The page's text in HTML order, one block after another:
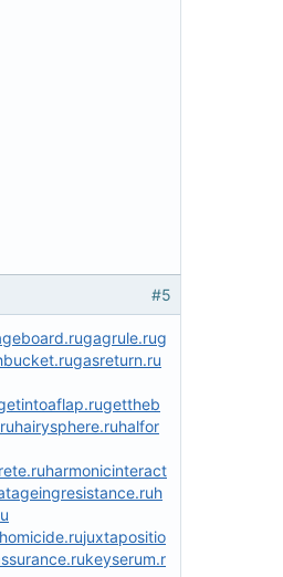
#5
gagrule.rug
gasreturn.ru
gettheb
hairysphere.ruhalfor
harmonicinteract
h
juxtapositio
keyserum.r